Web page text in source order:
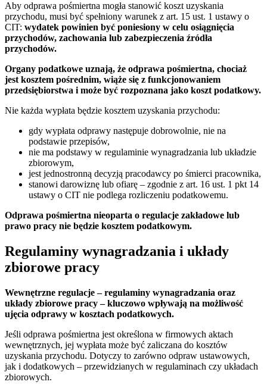
Aby odprawa pośmiertna mogła stanowić koszt uzyskania
przychodu, musi być spełniony warunek z art. 15 ust. 1 ustawy o
CIT: wydatek powinien być poniesiony w celu osiągnięcia
przychodów, zachowania lub zabezpieczenia źródła
przychodów.
Organy podatkowe uznają, że odprawa pośmiertna, chociaż
jest kosztem pośrednim, wiąże się z funkcjonowaniem
przedsiębiorstwa i może być rozpoznana jako koszt podatkowy.
Nie każda wypłata będzie kosztem uzyskania przychodu:
gdy wypłata odprawy następuje dobrowolnie, nie na
podstawie przepisów,
nie ma podstawy w regulaminie wynagradzania lub układzie
zbiorowym,
jest jednostronną decyzją pracodawcy po śmierci pracownika,
stanowi darowiznę lub ofiarę – zgodnie z art. 16 ust. 1 pkt 14
ustawy o CIT nie podlega rozliczeniu podatkowemu.
Odprawa pośmiertna nieoparta o regulacje zakładowe lub
prawo pracy nie będzie kosztem podatkowym.
Regulaminy wynagradzania i układy
zbiorowe pracy
Wewnętrzne regulacje – regulaminy wynagradzania oraz
układy zbiorowe pracy – kluczowo wpływają na możliwość
ujęcia odprawy w kosztach podatkowych.
Jeśli odprawa pośmiertna jest określona w firmowych aktach
wewnętrznych, jej wypłata może być zaliczana do kosztów
uzyskania przychodu. Dotyczy to zarówno odpraw ustawowych,
jak i dodatkowych – przewidzianych w regulaminach czy układach
zbiorowych.